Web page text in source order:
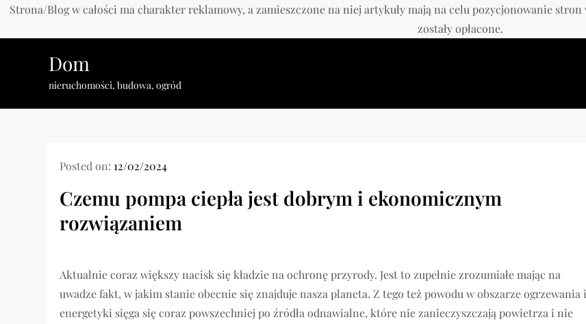
Strona/Blog w całości ma charakter reklamowy, a zamieszczone na niej artykuły mają na celu pozycjonowanie
zostały opłacone.
Dom
nieruchomości, budowa, ogród
Posted on: 12/02/2024
Czemu pompa ciepła jest dobrym i ekonomicznym
rozwiązaniem
Aktualnie coraz większy nacisk się kładzie na ochronę przyrody. Jest to zupełnie zrozumiałe mając na
uwadze fakt, w jakim stanie obecnie się znajduje nasza planeta. Z tego też powodu w obszarze ogrzewania i
energetyki sięga się coraz powszechniej po źródła odnawialne, które nie zanieczyszczają powietrza i nie